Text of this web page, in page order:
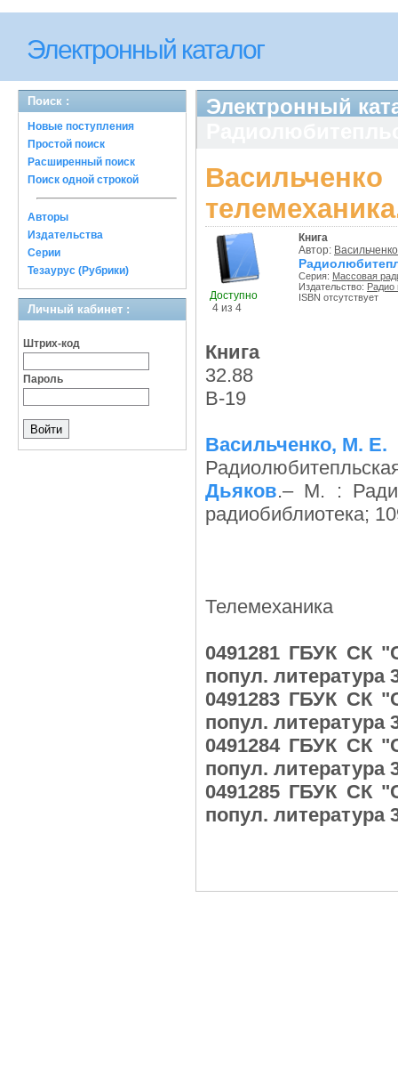
Электронный каталог
Поиск :
Новые поступления
Простой поиск
Расширенный поиск
Поиск одной строкой
Авторы
Издательства
Серии
Тезаурус (Рубрики)
Личный кабинет :
Штрих-код
Пароль
Электронный
Доступно
4 из 4
Книга
Автор:
Серия: Массовая
Издательство: Радио
ISBN отсутствует
Книга
32.88
В-19
Васильченко, М. Е.
Дьяков.– М. :
радиобиблиотека;
Телемеханика
0491281 ГБУК СК
попул. литература
0491283 ГБУК СК
попул. литература
0491284 ГБУК СК
попул. литература
0491285 ГБУК СК
попул. литература